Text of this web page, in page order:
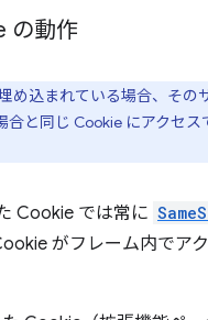
の動作
め込まれている場合、そ
と同じ Cookie にアクセス
Cookie では常に
がフレーム内でア